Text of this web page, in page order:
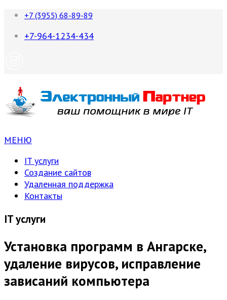
+7 (3955) 68-89-89
+7-964-1234-434
МЕНЮ
IT услуги
Создание сайтов
Удаленная поддержка
Контакты
IT услуги
Установка программ в Ангарске,
удаление вирусов, исправление
зависаний компьютера